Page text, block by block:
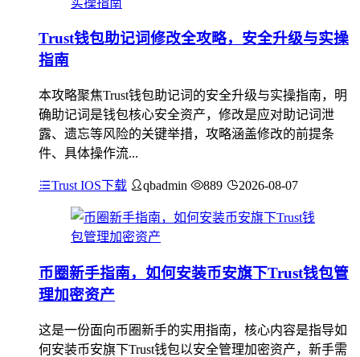
Trust钱包助记词修改全攻略，安全升级与实操
指南
本攻略聚焦Trust钱包助记词的安全升级与实操指南，明
确助记词是钱包核心安全资产，修改是应对助记词泄
露、遗忘等风险的关键举措，攻略涵盖修改的前提条
件、具体操作流...
Trust IOS下载 qbadmin 889 2026-08-07
币圈新手指南，如何安装币安旗下Trust钱包管
理加密资产
这是一份面向币圈新手的实用指南，核心内容是指导如
何安装币安旗下Trust钱包以安全管理加密资产，新手需